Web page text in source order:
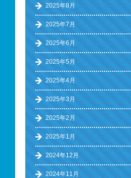
2025年8月
2025年7月
2025年6月
2025年5月
2025年4月
2025年3月
2025年2月
2025年1月
2024年12月
2024年11月